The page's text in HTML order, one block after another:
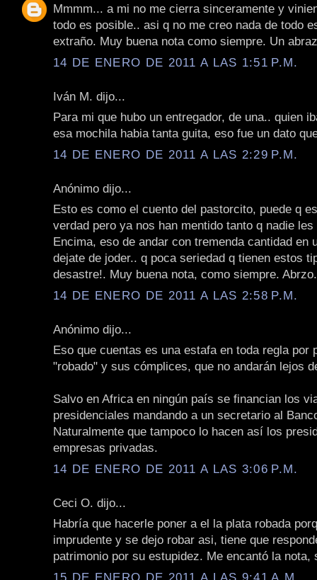
Mmmm... a mi no me cierra sinceramente y
todo es posible.. asi q no me creo nada de todo
extraño. Muy buena nota como siempre. Un
14 DE ENERO DE 2011 A LAS 1:51 P.M.
Iván M. dijo...
Para mi que hubo un entregador, de una.. quien
esa mochila habia tanta guita, eso fue un dato
14 DE ENERO DE 2011 A LAS 2:29 P.M.
Anónimo dijo...
Esto es como el cuento del pastorcito, puede q
verdad pero ya nos han mentido tanto q nadie
Encima, eso de andar con tremenda cantidad en
dejate de joder.. q poca seriedad q tienen estos
desastre!. Muy buena nota, como siempre. Abrzo.
14 DE ENERO DE 2011 A LAS 2:58 P.M.
Anónimo dijo...
Eso que cuentas es una estafa en toda regla por
"robado" y sus cómplices, que no andarán lejos
Salvo en Africa en ningún país se financian los
presidenciales mandando a un secretario al
Naturalmente que tampoco lo hacen así los
empresas privadas.
14 DE ENERO DE 2011 A LAS 3:06 P.M.
Ceci O. dijo...
Habría que hacerle poner a el la plata robada
imprudente y se dejo robar asi, tiene que
patrimonio por su estupidez. Me encantó la nota,
15 DE ENERO DE 2011 A LAS 9:41 A.M.